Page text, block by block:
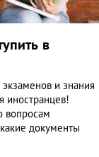
в
и знания
иностранцев!
вопросам
документы